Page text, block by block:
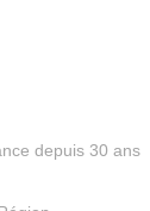
depuis 30 ans